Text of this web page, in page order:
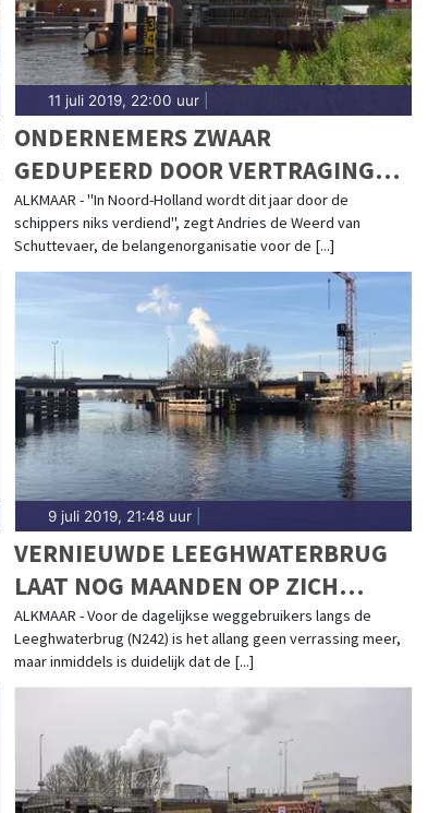
11 juli 2019, 22:00 uur|
ONDERNEMERS ZWAAR
GEDUPEERD DOOR VERTRAGING
LEEGHWATERBRUG: "DE SCHADE
LOOPT IN DE MILJOENEN"
ALKMAAR - "In Noord-Holland wordt dit jaar door de
schippers niks verdiend", zegt Andries de Weerd van
Schuttevaer, de belangenorganisatie voor de [...]
9 juli 2019, 21:48 uur|
VERNIEUWDE LEEGHWATERBRUG
LAAT NOG MAANDEN OP ZICH
WACHTEN
ALKMAAR - Voor de dagelijkse weggebruikers langs de
Leeghwaterbrug (N242) is het allang geen verrassing meer,
maar inmiddels is duidelijk dat de [...]